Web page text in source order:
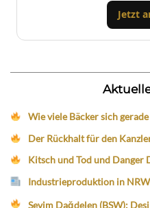
Jetzt
Wie viele Bäcker sich
Der Rückhalt für den
Kitsch und Tod und Danger
Industrieproduktion in
Sevim Dağdelen (BSW):